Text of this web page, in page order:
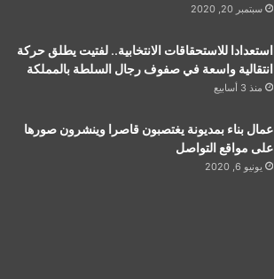
سبتمبر 20, 2020
استعدادا للاستحقاقات الانتخابية.. لفتيت يطلق حركة
انتقالية واسعة في صفوف رجال السلطة بالمملكة
منذ 3 أسابيع
عمال بناء بمديونة يغتصبون قاصرا وينشرون صورها
على مواقع التواصل
يونيو 6, 2020